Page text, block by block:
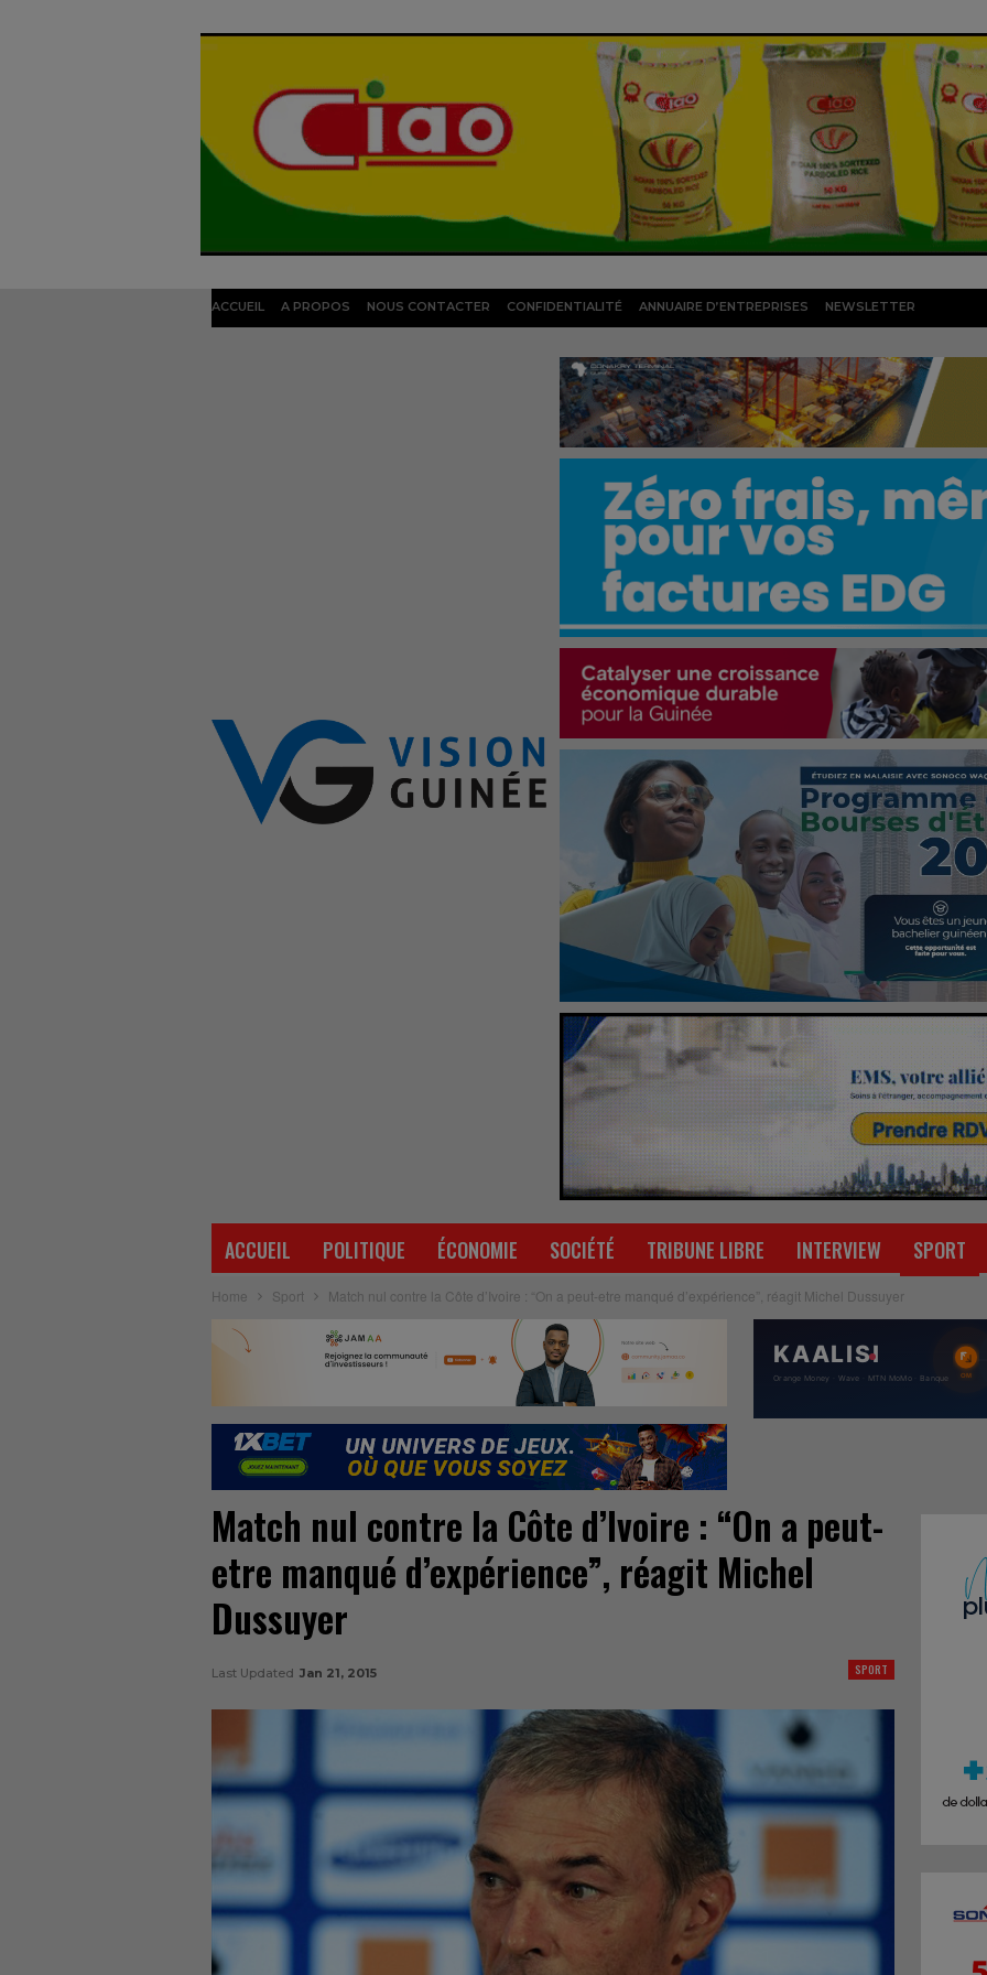
ACCUEIL A PROPOS NOUS CONTACTER CONFIDENTIALITÉ ANNUAIRE D’ENTREPRISES NEWSLETTER
ACCUEIL POLITIQUE ÉCONOMIE SOCIÉTÉ TRIBUNE LIBRE INTERVIEW SPORT
Home Sport Match nul contre la Côte d’Ivoire : “On a peut-etre manqué d’expérience”, réagit Michel Dussuyer
Match nul contre la Côte d’Ivoire : “On a peut-
etre manqué d’expérience”, réagit Michel
Dussuyer
SPORT
Last Updated Jan 21, 2015